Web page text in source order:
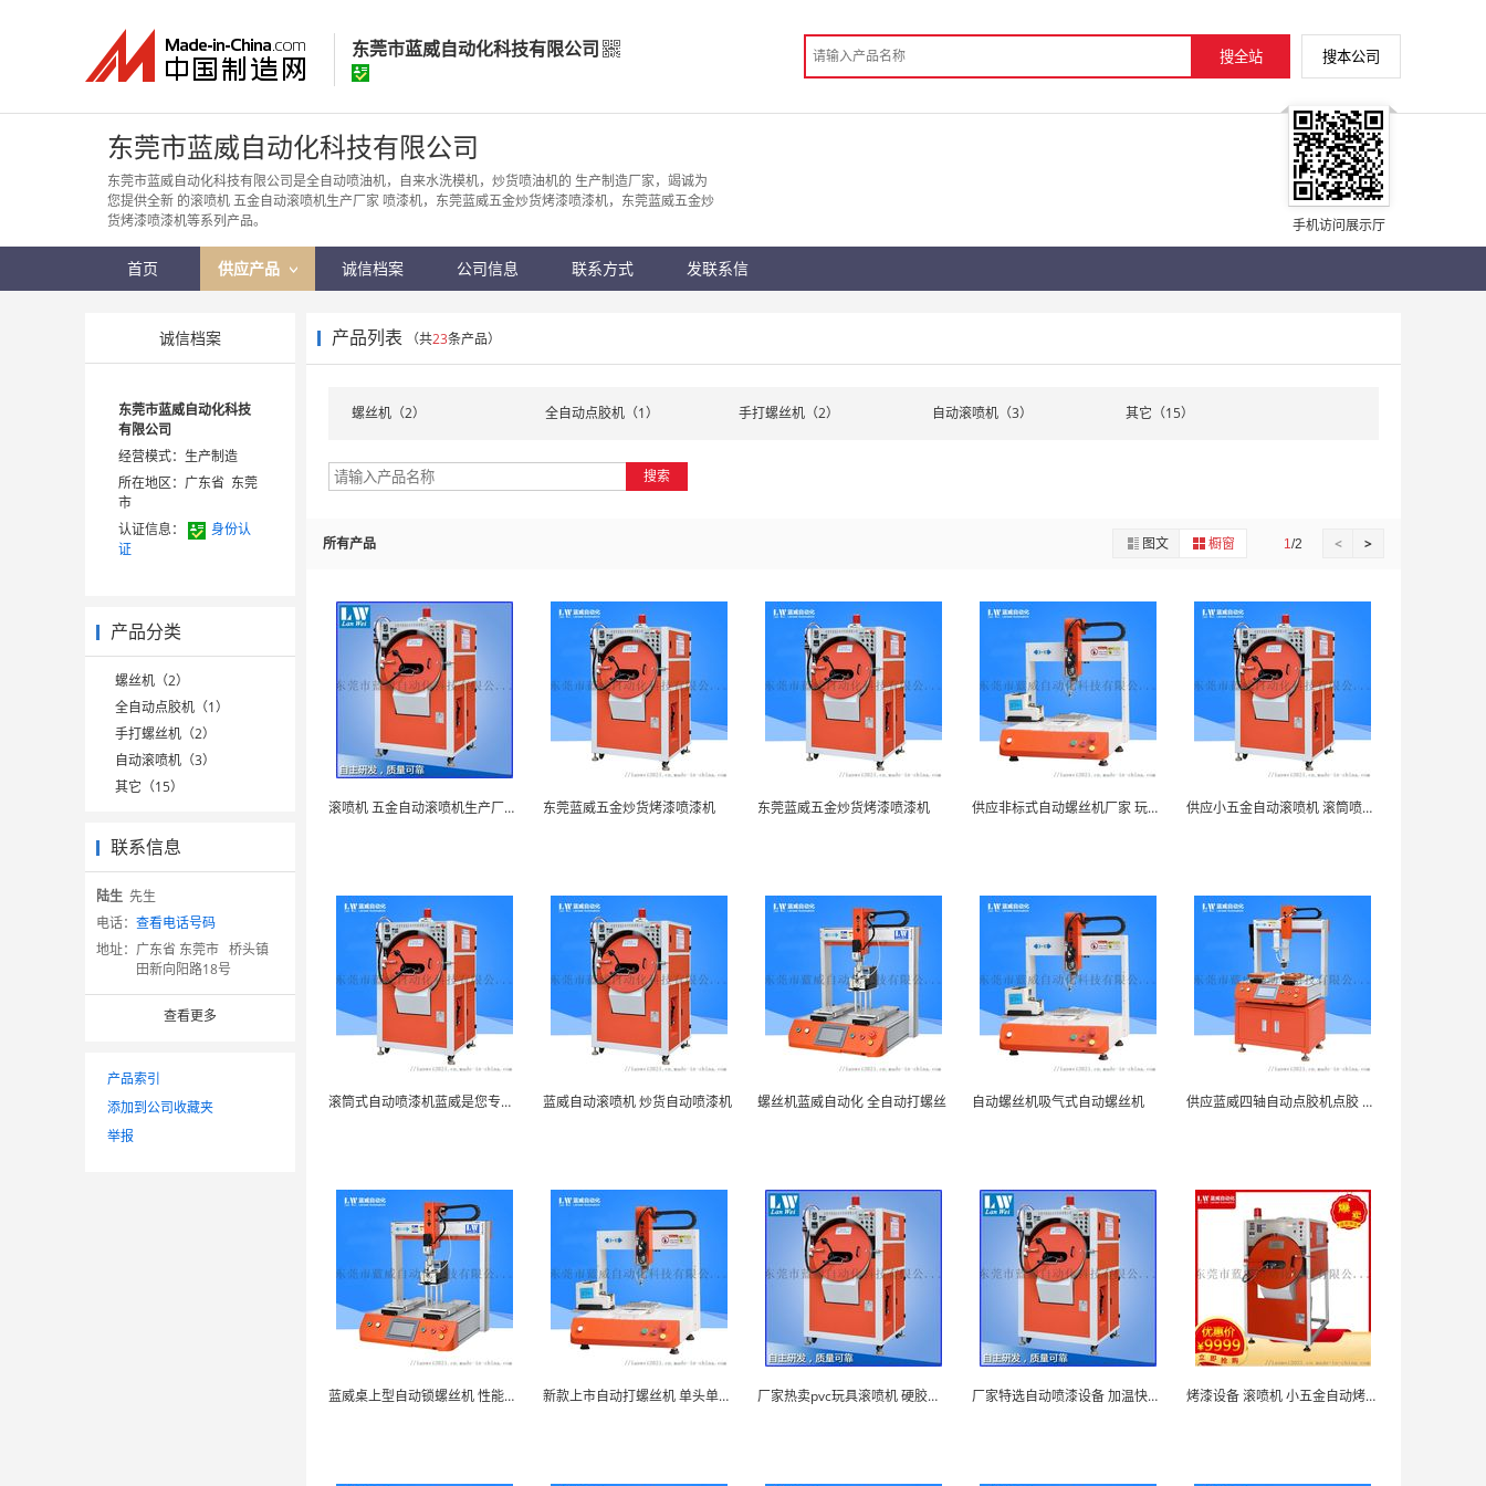
东莞市蓝威自动化科技有限公司
东莞市蓝威自动化科技有限公司
经营模式：生产制造
所在地区：广东省 东莞市
手机访问展示厅
东莞市蓝威自动化科技有限公司
东莞市蓝威自动化科技有限公司是全自动喷油机，自来水洗模机，炒货喷油机的 生产制造厂家，竭诚为
您提供全新 的滚喷机 五金自动滚喷机生产厂家 喷漆机，东莞蓝威五金炒货烤漆喷漆机，东莞蓝威五金炒
货烤漆喷漆机等系列产品。
手机访问展示厅
首页 供应产品 诚信档案 公司信息 联系方式 发联系信
诚信档案
东莞市蓝威自动化科技
有限公司
经营模式：生产制造
所在地区：广东省 东莞
市
认证信息：
身份认
证
产品分类
螺丝机（2）
全自动点胶机（1）
手打螺丝机（2）
自动滚喷机（3）
其它（15）
联系信息
陆生 先生
电话： 查看电话号码
地址： 广东省 东莞市 桥头镇
田新向阳路18号
查看更多
产品索引
添加到公司收藏夹
举报
产品列表 （共23条产品）
螺丝机（2） 全自动点胶机（1） 手打螺丝机（2） 自动滚喷机（3） 其它（15）
搜索
所有产品 图文 橱窗 1/2 < >
滚喷机 五金自动滚喷机生产厂家 喷漆机 东莞蓝威五金炒货烤漆喷漆机 东莞蓝威五金炒货烤漆喷漆机 供应非标式自动螺丝机厂家 玩具自动锁螺丝机 供应小五金自动滚喷机 滚筒喷涂设备
滚筒式自动喷漆机蓝威是您专业的选择 蓝威自动滚喷机 炒货自动喷漆机 螺丝机蓝威自动化 全自动打螺丝 自动螺丝机吸气式自动螺丝机 供应蓝威四轴自动点胶机点胶 度高稳定性好
蓝威桌上型自动锁螺丝机 性能好 节能环保 新款上市自动打螺丝机 单头单滑台螺丝机 热卖 厂家热卖pvc玩具滚喷机 硬胶玩具塑料喷漆机 厂家特选自动喷漆设备 加温快效率高，操作简单 烤漆设备 滚喷机 小五金自动烤漆机 滚喷机